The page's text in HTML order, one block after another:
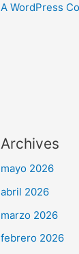
A WordPress
Archives
mayo 2026
abril 2026
marzo 2026
febrero 2026